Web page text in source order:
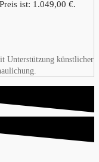
ist: 1.049,00 €.
Unterstützung künstlicher